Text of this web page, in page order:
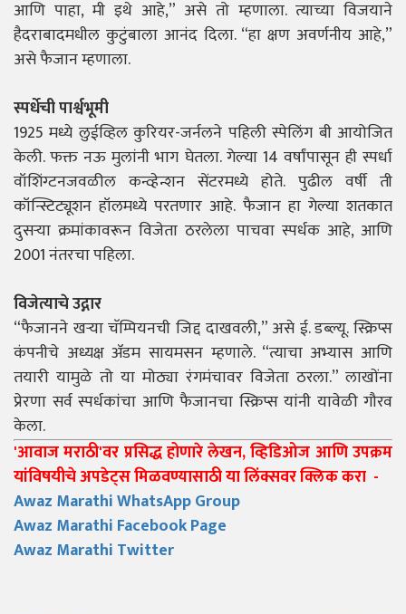
आणि पाहा, मी इथे आहे,” असे तो म्हणाला. त्याच्या विजयाने
हैदराबादमधील कुटुंबाला आनंद दिला. “हा क्षण अवर्णनीय आहे,”
असे फैजान म्हणाला.
स्पर्धेची पार्श्वभूमी
1925 मध्ये लुईव्हिल कुरियर-जर्नलने पहिली स्पेलिंग बी आयोजित
केली. फक्त नऊ मुलांनी भाग घेतला. गेल्या 14 वर्षांपासून ही स्पर्धा
वॉशिंग्टनजवळील कन्व्हेन्शन सेंटरमध्ये होते. पुढील वर्षी ती
कॉन्स्टिट्यूशन हॉलमध्ये परतणार आहे. फैजान हा गेल्या शतकात
दुसऱ्या क्रमांकावरून विजेता ठरलेला पाचवा स्पर्धक आहे, आणि
2001 नंतरचा पहिला.
विजेत्याचे उद्गार
“फैजानने खऱ्या चॅम्पियनची जिद्द दाखवली,” असे ई. डब्ल्यू. स्क्रिप्स
कंपनीचे अध्यक्ष ॲडम सायमसन म्हणाले. “त्याचा अभ्यास आणि
तयारी यामुळे तो या मोठ्या रंगमंचावर विजेता ठरला.” लाखोंना
प्रेरणा सर्व स्पर्धकांचा आणि फैजानचा स्क्रिप्स यांनी यावेळी गौरव
केला.
'आवाज मराठी'वर प्रसिद्ध होणारे लेखन, व्हिडिओज आणि उपक्रम
यांविषयीचे अपडेट्स मिळवण्यासाठी या लिंक्सवर क्लिक करा -
Awaz Marathi WhatsApp Group
Awaz Marathi Facebook Page
Awaz Marathi Twitter